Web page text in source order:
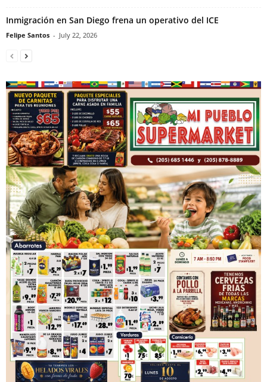
Inmigración en San Diego frena un operativo del ICE
Felipe Santos - July 22, 2026